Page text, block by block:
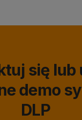
się lub
demo
DLP